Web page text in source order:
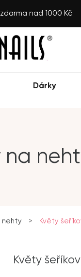
nad 1000 Kč
Dárky
na
nehty > Květy
Květy